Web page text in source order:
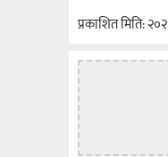
प्रकाशित मिति: